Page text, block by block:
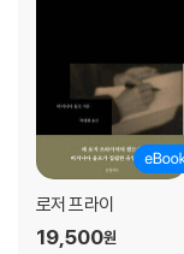
로저 프라이
19,500원